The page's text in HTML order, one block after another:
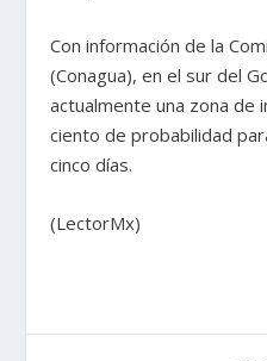
Con información de la
(Conagua), en el sur del
actualmente una zona de
ciento de probabilidad
cinco días.
(LectorMx)